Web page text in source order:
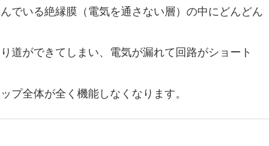
でいる絶縁膜（電気を通さない層）の中にどんどん
道ができてしまい、電気が漏れて回路がショート
プ全体が全く機能しなくなります。